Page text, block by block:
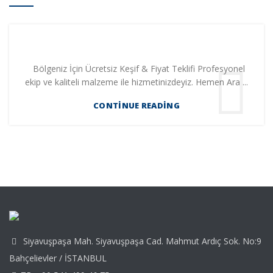
Bölgeniz İçin Ücretsiz Keşif & Fiyat Teklifi Profesyonel
ekip ve kaliteli malzeme ile hizmetinizdeyiz. Hemen Ara ...
CONTINUE READING
Siyavuşpaşa Mah. Siyavuşpaşa Cad. Mahmut Ardıç Sok. No:9
Bahçelievler / İSTANBUL